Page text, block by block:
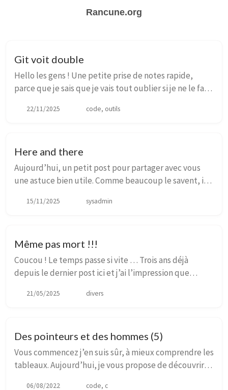
Rancune.org
Git voit double
Hello les gens ! Une petite prise de notes rapide,
parce que je sais que je vais tout oublier si je ne le fais
d’avoir besoin de deux remotes su...
22/11/2025 code, outils
Here and there
Aujourd’hui, un petit post pour partager avec vous
une astuce bien utile. Comme beaucoup le savent, i3
Quelle bonheur de pouvoir faire apparaitre ou...
15/11/2025 sysadmin
Même pas mort !!!
Coucou ! Le temps passe si vite … Trois ans déjà
depuis le dernier post ici et j’ai l’impression que
êtes un peu aussi pour quelquechose non ?...
21/05/2025 divers
Des pointeurs et des hommes (5)
Vous commencez j’en suis sûr, à mieux comprendre les
tableaux. Aujourd’hui, je vous propose de découvrir
06/08/2022 code, c